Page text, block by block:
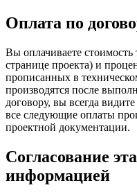
Оплата по
Вы оплачиваете стоимость
странице проекта) и
прописанных в
производятся после
договору, вы всегда
все следующие оплаты
проектной документации.
Согласование
информацией